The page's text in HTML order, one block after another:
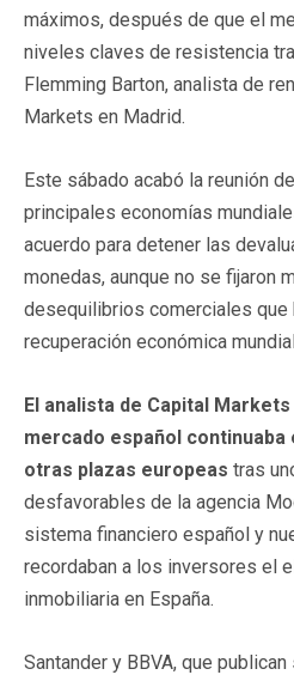
máximos, después de que el
niveles claves de resistencia
Flemming Barton, analista de
Markets en Madrid.
Este sábado acabó la reunión
principales economías
acuerdo para detener las
monedas, aunque no se fijaron
desequilibrios comerciales que
recuperación económica
El analista de Capital
mercado español
otras plazas europeas tras
desfavorables de la agencia
sistema financiero español y
recordaban a los inversores el
inmobiliaria en España.
Santander y BBVA, que